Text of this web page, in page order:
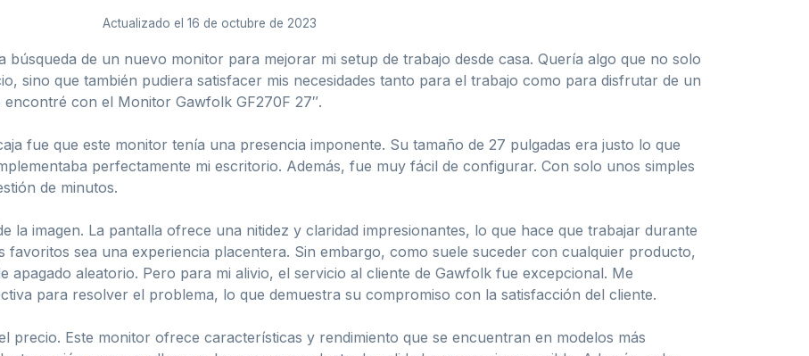
Actualizado el 16 de octubre de 2023
búsqueda de un nuevo monitor para mejorar mi setup de trabajo desde casa. Quería algo que no solo
sino que también pudiera satisfacer mis necesidades tanto para el trabajo como para disfrutar de un
con el Monitor Gawfolk GF270F 27″.
fue que este monitor tenía una presencia imponente. Su tamaño de 27 pulgadas era justo lo que
perfectamente mi escritorio. Además, fue muy fácil de configurar. Con solo unos simples
de minutos.
la imagen. La pantalla ofrece una nitidez y claridad impresionantes, lo que hace que trabajar durante
favoritos sea una experiencia placentera. Sin embargo, como suele suceder con cualquier producto,
apagado aleatorio. Pero para mi alivio, el servicio al cliente de Gawfolk fue excepcional. Me
para resolver el problema, lo que demuestra su compromiso con la satisfacción del cliente.
precio. Este monitor ofrece características y rendimiento que se encuentran en modelos más